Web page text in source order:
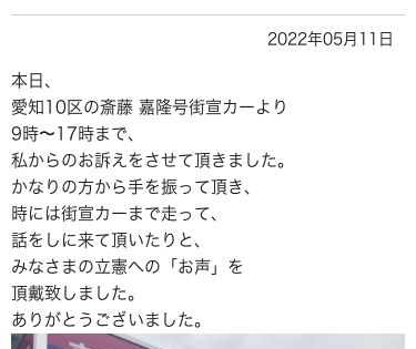
2022年05月11日
本日、
愛知10区の斎藤 嘉隆号街宣カーより
9時〜17時まで、
私からのお訴えをさせて頂きました。
かなりの方から手を振って頂き、
時には街宣カーまで走って、
話をしに来て頂いたりと、
みなさまの立憲への「お声」を
頂戴致しました。
ありがとうございました。